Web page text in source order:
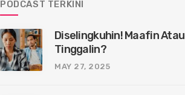
PODCAST TERKINI
Diselingkuhin! Maafin Atau
Tinggalin?
MAY 27, 2025